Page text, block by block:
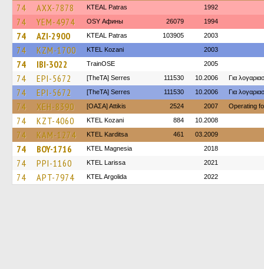
74 AXX-7878 KTEAL Patras 1992
74 YEM-4974 OSY Афины 26079 1994
74 AZI-2900 KTEAL Patras 103905 2003
74 KZM-1700 ΚΤΕL Kozani 2003
74 IBI-3022 TrainΟSE 2005
74 EPI-5672 [TheTA] Serres 111530 10.2006 Για
74 EPI-5672 [TheTA] Serres 111530 10.2006 Για
74 XEH-8390 [ΟΑΣΑ] Αttikis 2524 2007 Operating
74 KZT-4060 ΚΤΕL Kozani 884 10.2008
74 KAM-1274 ΚΤΕL Karditsa 461 03.2009
74 BOY-1716 ΚΤΕL Magnesia 2018
74 PPI-1160 KTEL Larissa 2021
74 APT-7974 KTEL Argolida 2022